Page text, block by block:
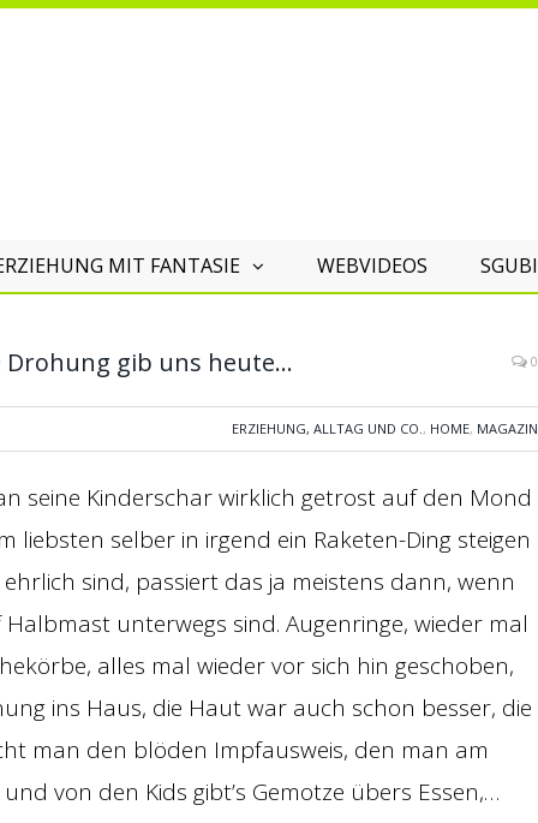
MIT FANTASIE WEBVIDEOS SGUBI
gib uns heute… 0
ERZIEHUNG, ALLTAG UND CO., HOME, MAGAZIN
seine Kinderschar wirklich getrost auf den Mond
liebsten selber in irgend ein Raketen-Ding steigen
sind, passiert das ja meistens dann, wenn
unterwegs sind. Augenringe, wieder mal
alles mal wieder vor sich hin geschoben,
ins Haus, die Haut war auch schon besser, die
man den blöden Impfausweis, den man am
von den Kids gibt’s Gemotze übers Essen,…